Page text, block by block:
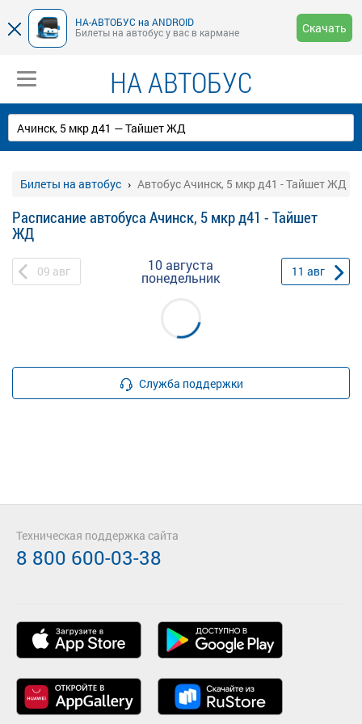
НА-АВТОБУС на ANDROID
Билеты на автобус у вас в кармане
Скачать
НА АВТОБУС
Билеты на автобус Автобус Ачинск, 5 мкр д41 - Тайшет ЖД
Расписание автобуса Ачинск, 5 мкр д41 - Тайшет
ЖД
09 авг 10 августа
понедельник 11 авг
Служба поддержки
Техническая поддержка сайта
8 800 600-03-38